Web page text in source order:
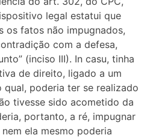
legal estatui que
os fatos não impugnados,
com a defesa,
(inciso III). In casu, tinha
de direito, ligado a um
poderia ter se realizado
tivesse sido acometido da
portanto, a ré, impugnar
ela mesmo poderia